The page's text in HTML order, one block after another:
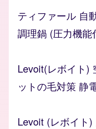
ティファール 自
調理鍋 (圧力機
Levoit(レボイト)
ットの毛対策 静
Levoit (レボイト